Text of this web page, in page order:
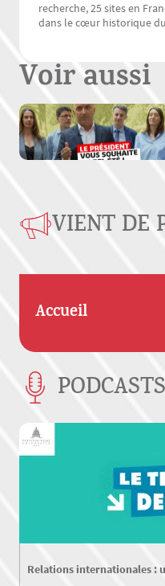
recherche, 25 sites en
dans le cœur historique
Voir aussi
VIENT DE
Accueil
PODCASTS
Relations internationales :